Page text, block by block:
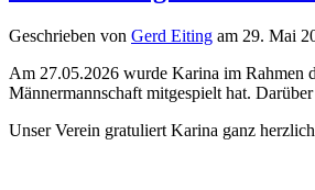
Geschrieben von Gerd Eiting am 29. Mai
Am 27.05.2026 wurde Karina im Rahmen
Männermannschaft mitgespielt hat.
Unser Verein gratuliert Karina ganz